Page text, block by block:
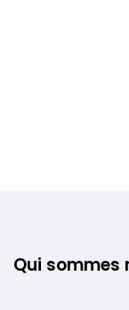
Qui sommes